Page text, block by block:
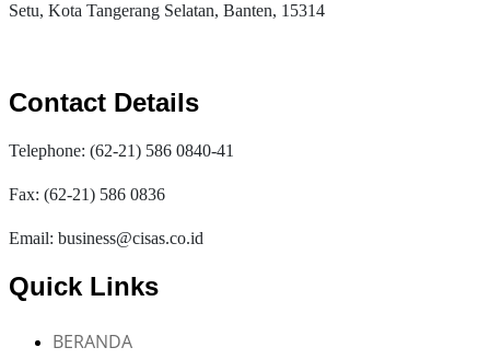
Setu, Kota Tangerang Selatan, Banten, 15314
Contact Details
Telephone: (62-21) 586 0840-41
Fax: (62-21) 586 0836
Email: business@cisas.co.id
Quick Links
BERANDA